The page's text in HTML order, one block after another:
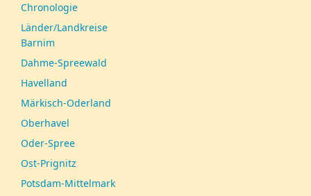
Chronologie
Länder/Landkreise
Barnim
Dahme-Spreewald
Havelland
Märkisch-Oderland
Oberhavel
Oder-Spree
Ost-Prignitz
Potsdam-Mittelmark